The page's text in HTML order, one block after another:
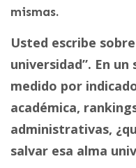
mismas.
Usted escribe
universidad”. En
medido por
académica,
administrativas,
salvar esa alma